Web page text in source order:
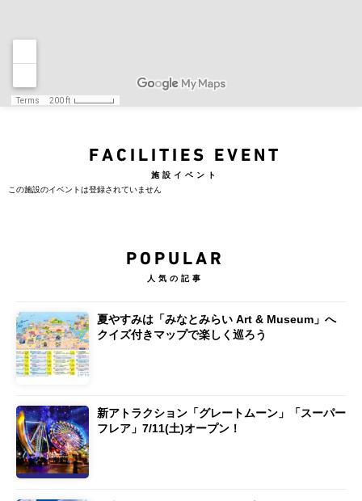
FACILITIES EVENT
施設イベント
この施設のイベントは登録されていません
POPULAR
人気の記事
夏やすみは「みなとみらい Art & Museum」へ
クイズ付きマップで楽しく巡ろう
新アトラクション「グレートムーン」「スーパー
フレア」7/11(土)オープン！